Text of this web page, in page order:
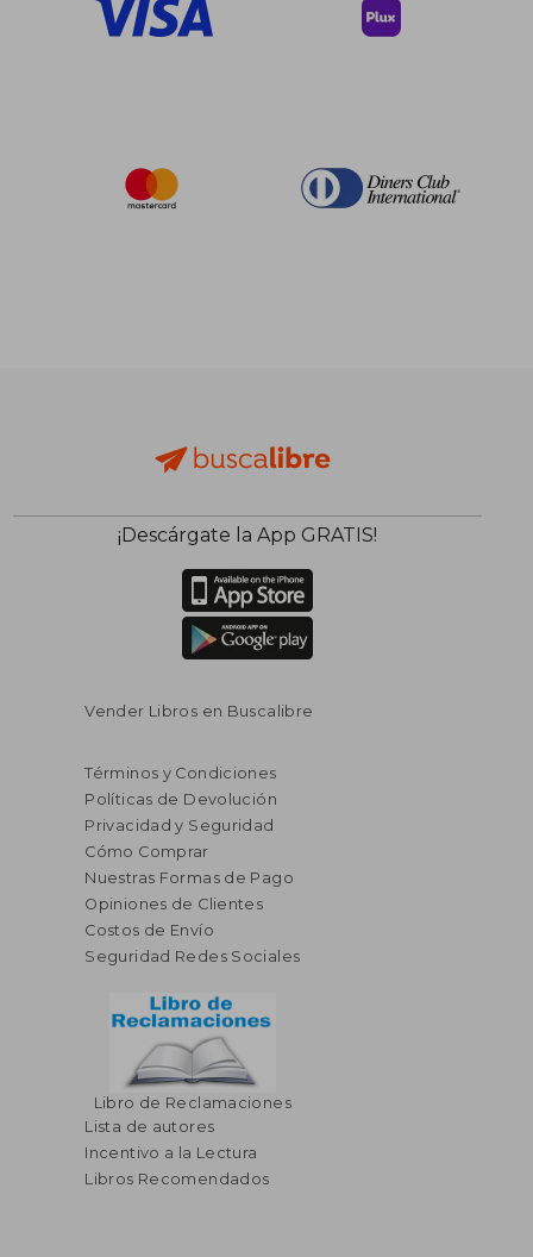
45% $ 105.06
$ 57.79
40%
dcto.
45%
dcto.
$ 139.13
$ 76.52
¡Descárgate la App GRATIS!
Vender Libros en Buscalibre
Términos y Condiciones
Políticas de Devolución
Privacidad y Seguridad
Cómo Comprar
Nuestras Formas de Pago
Opiniones de Clientes
Costos de Envío
Seguridad Redes Sociales
Libro de Reclamaciones
Lista de autores
Incentivo a la Lectura
Libros Recomendados